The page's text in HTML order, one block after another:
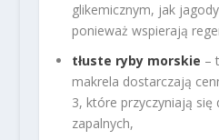
glikemicznym, jak
ponieważ wspierają
tłuste ryby morskie –
makrela dostarczają
3, które przyczyniają
zapalnych,